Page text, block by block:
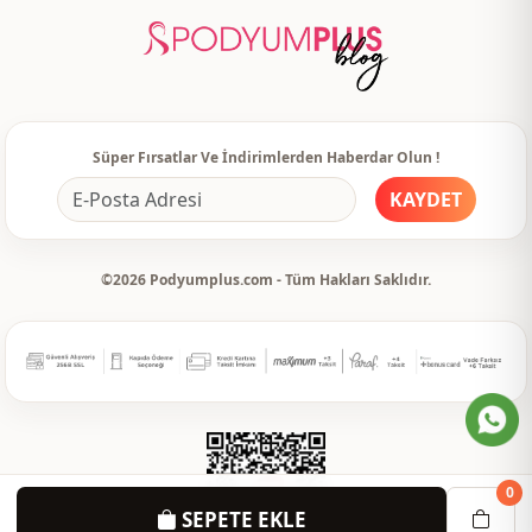
SEPETE EKLE
0
Süper Fırsatlar Ve İndirimlerden Haberdar Olun !
KAYDET
©2026 Podyumplus.com - Tüm Hakları Saklıdır.